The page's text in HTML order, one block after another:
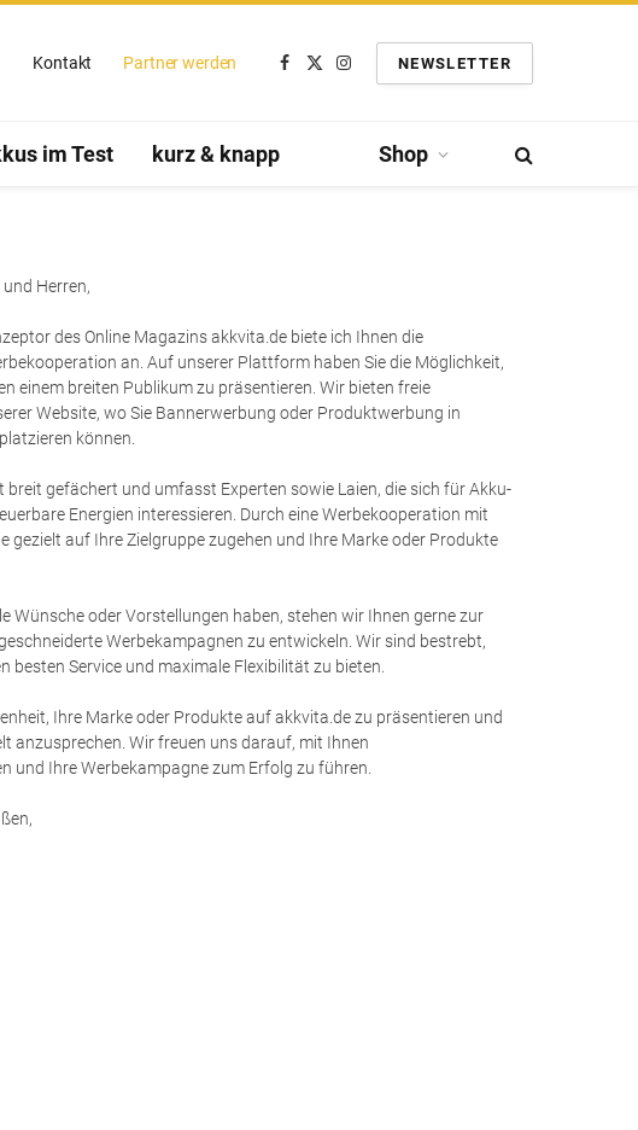
Kontakt Partner werden
Facebook
TwitterInstagram
NEWSLETTER
im Test kurz & knapp Shop
Herren,
des Online Magazins akkvita.de biete ich Ihnen die
an. Auf unserer Plattform haben Sie die Möglichkeit,
einem breiten Publikum zu präsentieren. Wir bieten freie
Website, wo Sie Bannerwerbung oder Produktwerbung in
können.
breit gefächert und umfasst Experten sowie Laien, die sich für Akku-
Energien interessieren. Durch eine Werbekooperation mit
gezielt auf Ihre Zielgruppe zugehen und Ihre Marke oder Produkte
Wünsche oder Vorstellungen haben, stehen wir Ihnen gerne zur
Werbekampagnen zu entwickeln. Wir sind bestrebt,
besten Service und maximale Flexibilität zu bieten.
Ihre Marke oder Produkte auf akkvita.de zu präsentieren und
anzusprechen. Wir freuen uns darauf, mit Ihnen
und Ihre Werbekampagne zum Erfolg zu führen.